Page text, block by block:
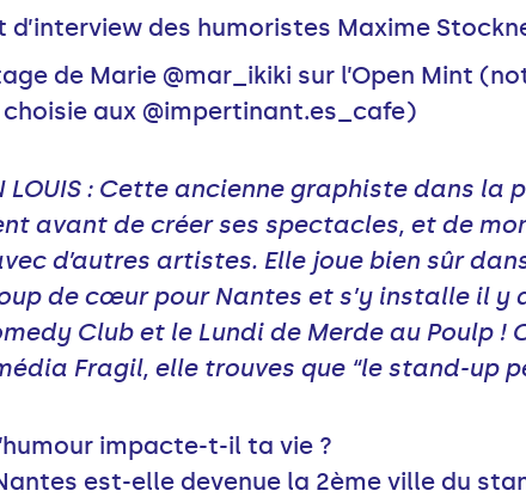
d’interview des humoristes Maxime
de Marie @mar_ikiki sur l’Open Mint
aux @impertinant.es_cafe)
LOUIS : Cette ancienne graphiste dans la
avant de créer ses spectacles, et de
d’autres artistes. Elle joue bien sûr
de cœur pour Nantes et s’y installe il y
Club et le Lundi de Merde au Poulp !
Fragil, elle trouves que “le stand-up
impacte-t-il ta vie ?
est-elle devenue la 2ème ville du